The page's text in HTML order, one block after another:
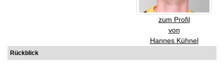
zum Profil
von
Hannes Kühnel
Rückblick